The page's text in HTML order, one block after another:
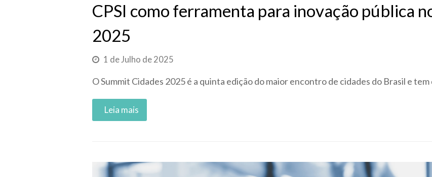
CPSI como ferramenta para inovação pública
2025
1 de Julho de 2025
O Summit Cidades 2025 é a quinta edição do maior encontro de cidades do Brasil e